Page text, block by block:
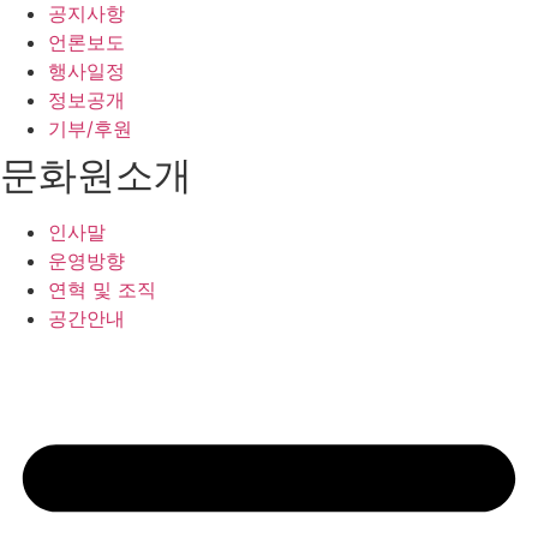
공지사항
언론보도
행사일정
정보공개
기부/후원
문화원소개
인사말
운영방향
연혁 및 조직
공간안내